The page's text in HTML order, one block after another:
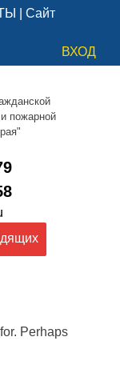
Сайт
ВХОД
пожарной
Perhaps